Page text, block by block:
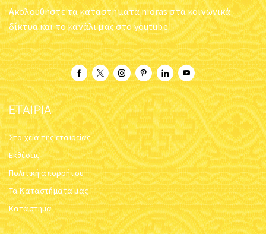
Ακολουθήστε τα καταστήματα nioras στα κοινωνικά
δίκτυα και το κανάλι μας στο youtube
ΕΤΑΙΡΊΑ
Στοιχεία της εταιρείας
Εκθέσεις
Πολιτική απορρήτου
Τα Καταστήματα μας
Κατάστημα